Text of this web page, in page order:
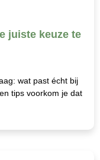
juiste keuze te
wat past écht bij
tips voorkom je dat